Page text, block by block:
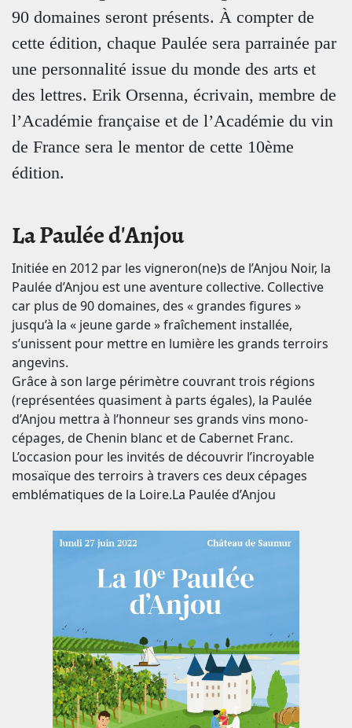
90 domaines seront présents. À compter de
cette édition, chaque Paulée sera parrainée par
une personnalité issue du monde des arts et
des lettres. Erik Orsenna, écrivain, membre de
l’Académie française et de l’Académie du vin
de France sera le mentor de cette 10ème
édition.
La Paulée d'Anjou
Initiée en 2012 par les vigneron(ne)s de l’Anjou Noir, la
Paulée d’Anjou est une aventure collective. Collective
car plus de 90 domaines, des « grandes figures »
jusqu’à la « jeune garde » fraîchement installée,
s’unissent pour mettre en lumière les grands terroirs
angevins.
Grâce à son large périmètre couvrant trois régions
(représentées quasiment à parts égales), la Paulée
d’Anjou mettra à l’honneur ses grands vins mono-
cépages, de Chenin blanc et de Cabernet Franc.
L’occasion pour les invités de découvrir l’incroyable
mosaïque des terroirs à travers ces deux cépages
emblématiques de la Loire.La Paulée d’Anjou